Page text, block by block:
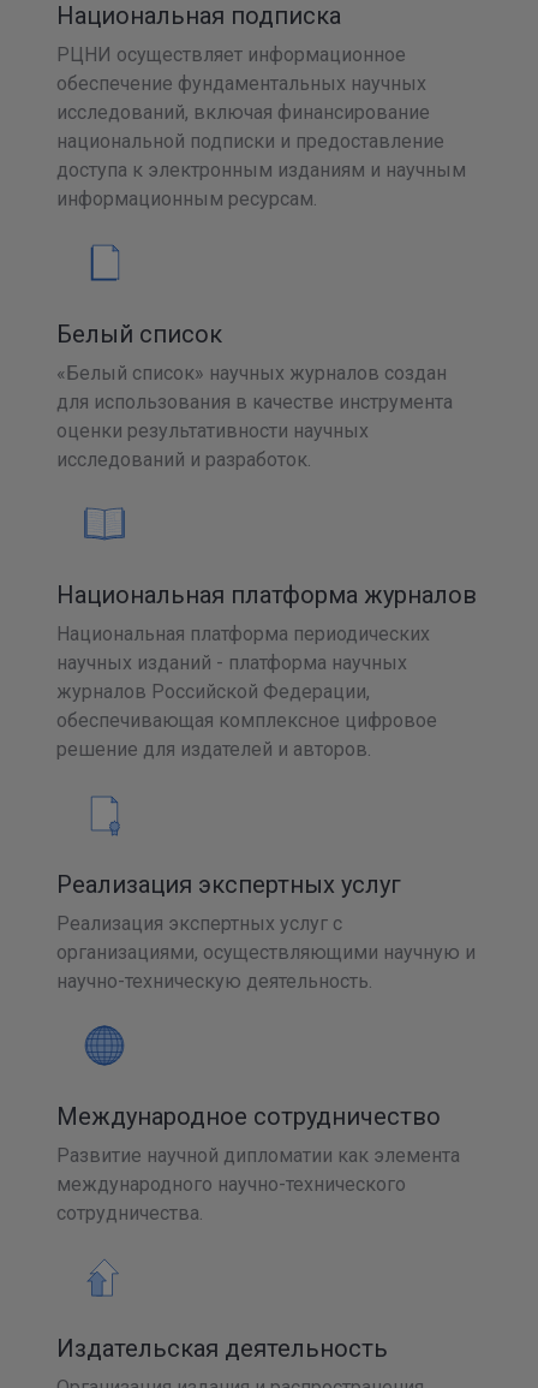
Национальная подписка
РЦНИ осуществляет информационное
обеспечение фундаментальных научных
исследований, включая финансирование
национальной подписки и предоставление
доступа к электронным изданиям и научным
информационным ресурсам.
Белый список
«Белый список» научных журналов создан
для использования в качестве инструмента
оценки результативности научных
исследований и разработок.
Национальная платформа журналов
Национальная платформа периодических
научных изданий - платформа научных
журналов Российской Федерации,
обеспечивающая комплексное цифровое
решение для издателей и авторов.
Реализация экспертных услуг
Реализация экспертных услуг с
организациями, осуществляющими научную и
научно-техническую деятельность.
Международное сотрудничество
Развитие научной дипломатии как элемента
международного научно-технического
сотрудничества.
Издательская деятельность